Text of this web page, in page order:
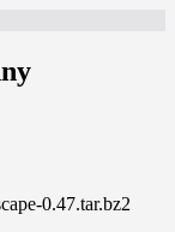
0.47.tar.bz2